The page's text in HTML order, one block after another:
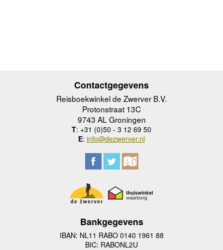
Contactgegevens
Reisboekwinkel de Zwerver B.V.
Protonstraat 13C
9743 AL Groningen
T: +31 (0)50 - 3 12 69 50
E: info@dezwerver.nl
Bankgegevens
IBAN: NL11 RABO 0140 1961 88
BIC: RABONL2U